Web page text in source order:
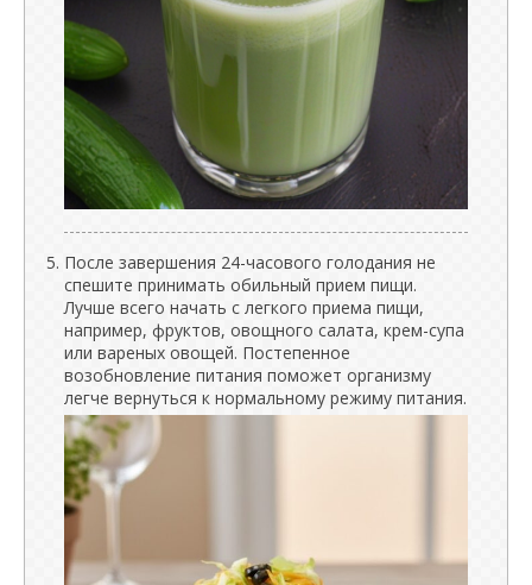
После завершения 24-часового голодания не
спешите принимать обильный прием пищи.
Лучше всего начать с легкого приема пищи,
например, фруктов, овощного салата, крем-супа
или вареных овощей. Постепенное
возобновление питания поможет организму
легче вернуться к нормальному режиму питания.